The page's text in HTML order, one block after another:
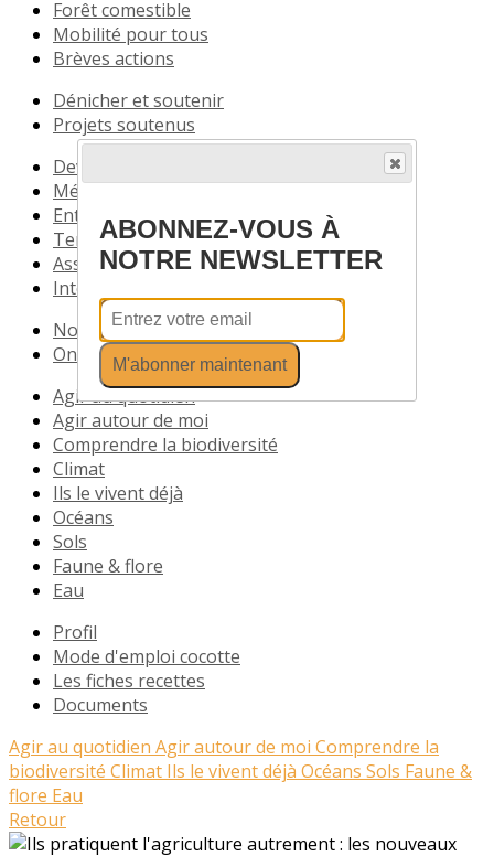
Forêt comestible
Mobilité pour tous
Brèves actions
Dénicher et soutenir
Projets soutenus
Devenir partenaire
Médias
Entreprises
Territoires
Associations
International
Nos communiqués
On parle de nous
Agir au quotidien
Agir autour de moi
Comprendre la biodiversité
Climat
Ils le vivent déjà
Océans
Sols
Faune & flore
Eau
Profil
Mode d'emploi cocotte
Les fiches recettes
Documents
Agir au quotidien Agir autour de moi Comprendre la
biodiversité Climat Ils le vivent déjà Océans Sols Faune &
flore Eau
Retour
ABONNEZ-VOUS À
NOTRE NEWSLETTER
M'abonner maintenant